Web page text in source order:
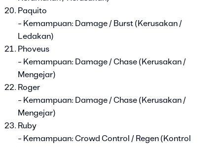
Paquito
- Kemampuan: Damage / Burst (Kerusakan /
Ledakan)
Phoveus
- Kemampuan: Damage / Chase (Kerusakan /
Mengejar)
Roger
- Kemampuan: Damage / Chase (Kerusakan /
Mengejar)
Ruby
- Kemampuan: Crowd Control / Regen (Kontrol